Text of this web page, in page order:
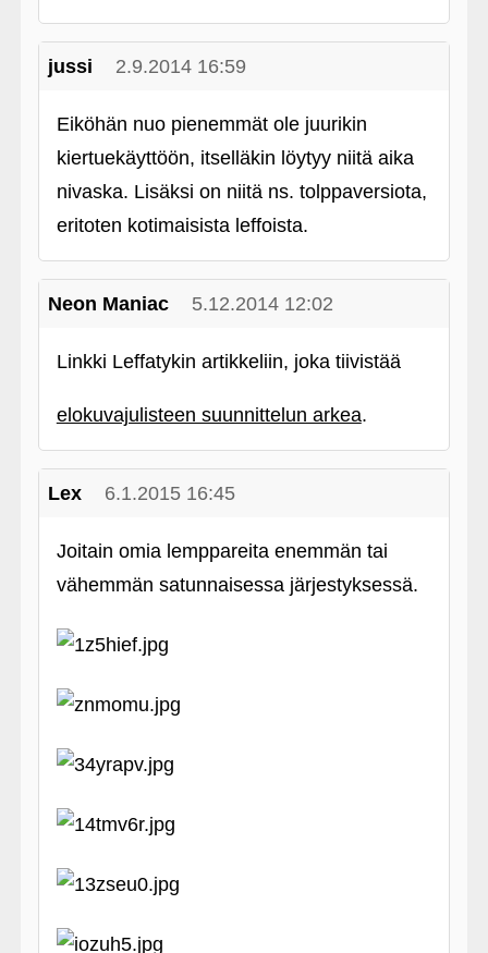
jussi 2.9.2014 16:59
Eiköhän nuo pienemmät ole juurikin
kiertuekäyttöön, itselläkin löytyy niitä aika
nivaska. Lisäksi on niitä ns. tolppaversiota,
eritoten kotimaisista leffoista.
Neon Maniac 5.12.2014 12:02
Linkki Leffatykin artikkeliin, joka tiivistää
elokuvajulisteen suunnittelun arkea.
Lex 6.1.2015 16:45
Joitain omia lemppareita enemmän tai
vähemmän satunnaisessa järjestyksessä.